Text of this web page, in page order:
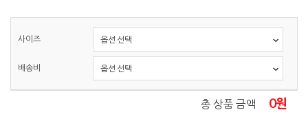
사이즈
배송비
총 상품 금액 0원